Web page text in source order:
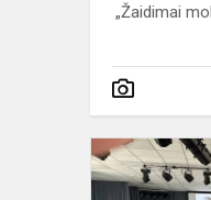
„Žaidimai